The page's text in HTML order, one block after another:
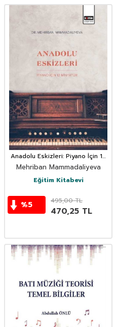
Anadolu Eskizleri: Piyano İçin 12
Minyatür
Mehriban Mammadaliyeva
Eğitim Kitabevi
%5 495,00TL
470,25 TL